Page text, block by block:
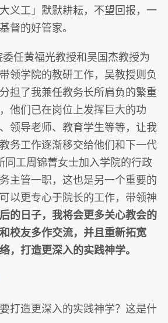
义工」默默耕耘，不望回报，一
督的好管家。
任黄福光教授和吴国杰教授为
领学院的教研工作，吴教授则负
担了我兼任教务长所肩负的繁重
他们已在岗位上发挥巨大的功
领导老师、教育学生等等，让我
务工作逐渐移交给他们和下一代
同工周锦菁女士加入学院的行政
主管一职，这也是另一个重要的
以更专心于院长的工作，带领神
的日子，我将会更多关心教会的
校友多作交流，并且重新拓宽
，打造更深入的实践神学。
打造更深入的实践神学？这是什